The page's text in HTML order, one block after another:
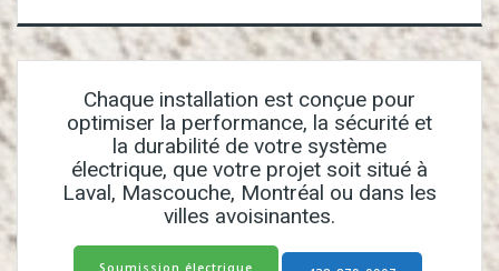
Chaque installation est conçue pour
optimiser la performance, la sécurité et
la durabilité de votre système
électrique, que votre projet soit situé à
Laval, Mascouche, Montréal ou dans les
villes avoisinantes.
Soumission électrique